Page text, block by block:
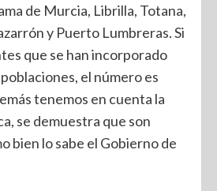
de Murcia, Librilla, Totana,
y Puerto Lumbreras. Si
que se han incorporado
el número es
tenemos en cuenta la
se demuestra que son
bien lo sabe el Gobierno de